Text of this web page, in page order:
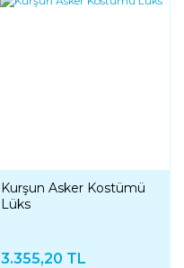
Kurşun Asker Kostümü
Lüks
3.355,20 TL